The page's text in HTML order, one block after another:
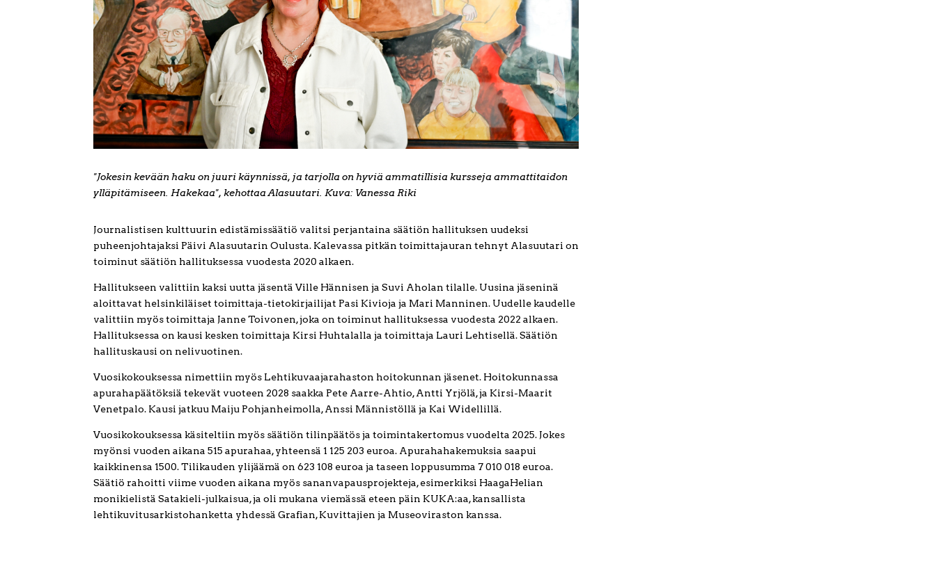
"Jokesin kevään haku on juuri käynnissä, ja tarjolla on hyviä ammatillisia kursseja ammattitaidon
ylläpitämiseen. Hakekaa", kehottaa Alasuutari. Kuva: Vanessa Riki
Journalistisen kulttuurin edistämissäätiö valitsi perjantaina säätiön hallituksen uudeksi
puheenjohtajaksi Päivi Alasuutarin Oulusta. Kalevassa pitkän toimittajauran tehnyt Alasuutari on
toiminut säätiön hallituksessa vuodesta 2020 alkaen.
Hallitukseen valittiin kaksi uutta jäsentä Ville Hännisen ja Suvi Aholan tilalle. Uusina jäseninä
aloittavat helsinkiläiset toimittaja-tietokirjailijat Pasi Kivioja ja Mari Manninen. Uudelle kaudelle
valittiin myös toimittaja Janne Toivonen, joka on toiminut hallituksessa vuodesta 2022 alkaen.
Hallituksessa on kausi kesken toimittaja Kirsi Huhtalalla ja toimittaja Lauri Lehtisellä. Säätiön
hallituskausi on nelivuotinen.
Vuosikokouksessa nimettiin myös Lehtikuvaajarahaston hoitokunnan jäsenet. Hoitokunnassa
apurahapäätöksiä tekevät vuoteen 2028 saakka Pete Aarre-Ahtio, Antti Yrjölä, ja Kirsi-Maarit
Venetpalo. Kausi jatkuu Maiju Pohjanheimolla, Anssi Männistöllä ja Kai Widellillä.
Vuosikokouksessa käsiteltiin myös säätiön tilinpäätös ja toimintakertomus vuodelta 2025. Jokes
myönsi vuoden aikana 515 apurahaa, yhteensä 1 125 203 euroa. Apurahahakemuksia saapui
kaikkinensa 1500. Tilikauden ylijäämä on 623 108 euroa ja taseen loppusumma 7 010 018 euroa.
Säätiö rahoitti viime vuoden aikana myös sananvapausprojekteja, esimerkiksi HaagaHelian
monikielistä Satakieli-julkaisua, ja oli mukana viemässä eteen päin KUKA:aa, kansallista
lehtikuvitusarkistohanketta yhdessä Grafian, Kuvittajien ja Museoviraston kanssa.